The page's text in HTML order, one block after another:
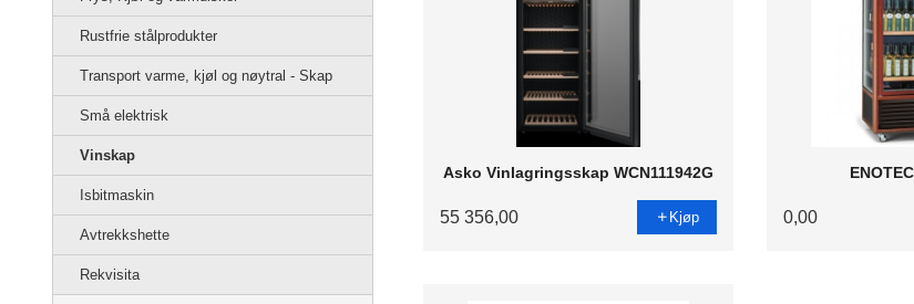
Rustfrie stålprodukter
Transport varme, kjøl og nøytral - Skap
Små elektrisk
Vinskap
Isbitmaskin
Avtrekkshette
Rekvisita
Asko Vinlagringsskap WCN111942G
55 356,00 Kjøp 0,00